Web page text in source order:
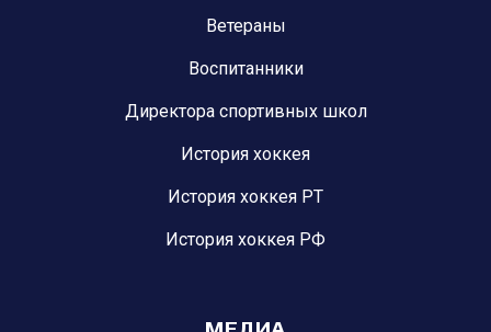
Ветераны
Воспитанники
Директора спортивных школ
История хоккея
История хоккея РТ
История хоккея РФ